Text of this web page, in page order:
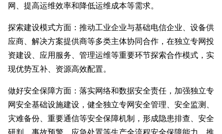
网、提高运维效率和降低运维成本等需求。
探索建设模式方面：推动工业企业与基础电信企业、设备供
应商、解决方案提供商等多类主体协同合作，在独立专网投
资建设、应用服务、管理运维等重要环节探索合作模式，实
现优势互补、资源高效配置。
做好安全保障方面：落实网络和数据安全责任，加强独立专
网安全基础设施建设，健全独立专网安全管理、安全监测、
灾难备份、重要通信等安全保障机制，形成隐患排查、安全
研判、事故预警、应急处置等生产全流程安全保障能力。推